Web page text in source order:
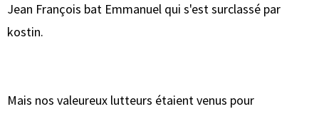
Jean François bat Emmanuel qui s'est surclassé par
kostin.
Mais nos valeureux lutteurs étaient venus pour